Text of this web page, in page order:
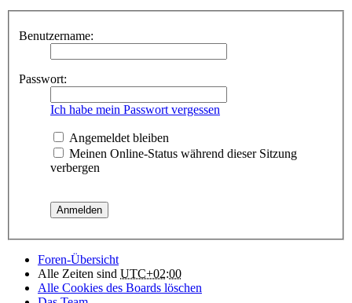
Benutzername:
Passwort:
Ich habe mein Passwort vergessen
Angemeldet bleiben
Meinen Online-Status während dieser Sitzung
verbergen
Foren-Übersicht
Alle Zeiten sind UTC+02:00
Alle Cookies des Boards löschen